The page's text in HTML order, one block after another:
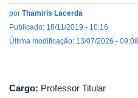
por Thamiris Lacerda
Publicado: 18/11/2019 - 10:16
Última modificação: 13/07/2026 - 09:08
Cargo: Professor Titular